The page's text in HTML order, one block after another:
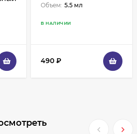
Объем: 5.5 мл
В НАЛИЧИИ
490 ₽